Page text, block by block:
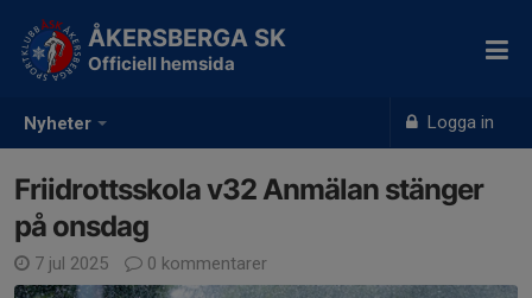
Nyheter Logga in
ÅKERSBERGA SK
Officiell hemsida
Friidrottsskola v32 Anmälan stänger
på onsdag
7 jul 2025 0 kommentarer